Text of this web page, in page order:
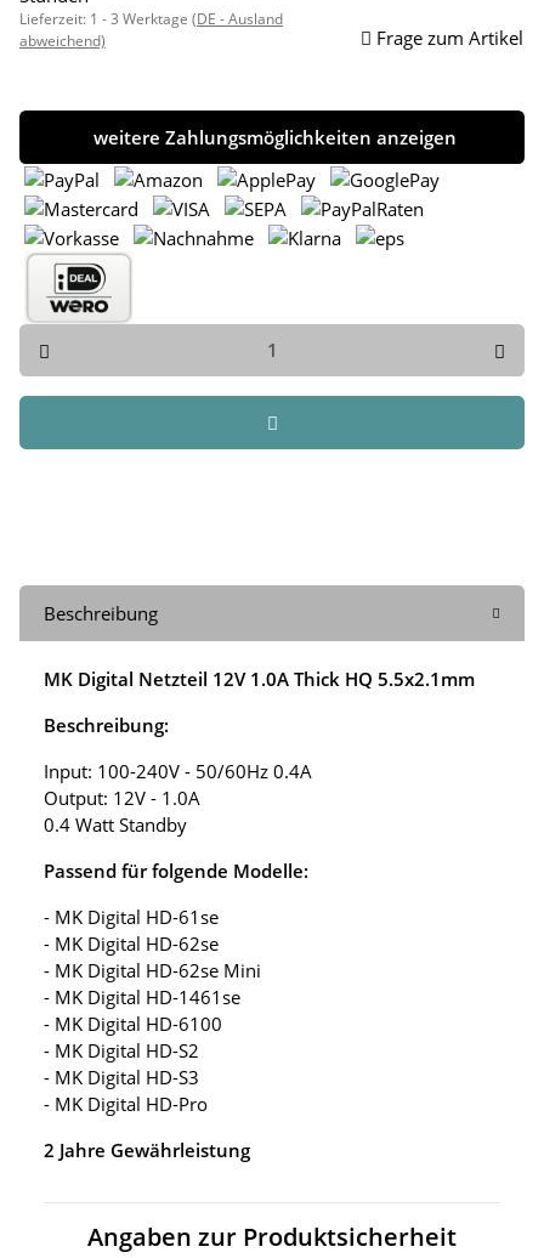
Lieferzeit: 1 - 3 Werktage (DE - Ausland
abweichend)
Frage zum Artikel
weitere Zahlungsmöglichkeiten anzeigen
Beschreibung
MK Digital Netzteil 12V 1.0A Thick HQ 5.5x2.1mm
Beschreibung:
Input: 100-240V - 50/60Hz 0.4A
Output: 12V - 1.0A
0.4 Watt Standby
Passend für folgende Modelle:
- MK Digital HD-61se
- MK Digital HD-62se
- MK Digital HD-62se Mini
- MK Digital HD-1461se
- MK Digital HD-6100
- MK Digital HD-S2
- MK Digital HD-S3
- MK Digital HD-Pro
2 Jahre Gewährleistung
Angaben zur Produktsicherheit